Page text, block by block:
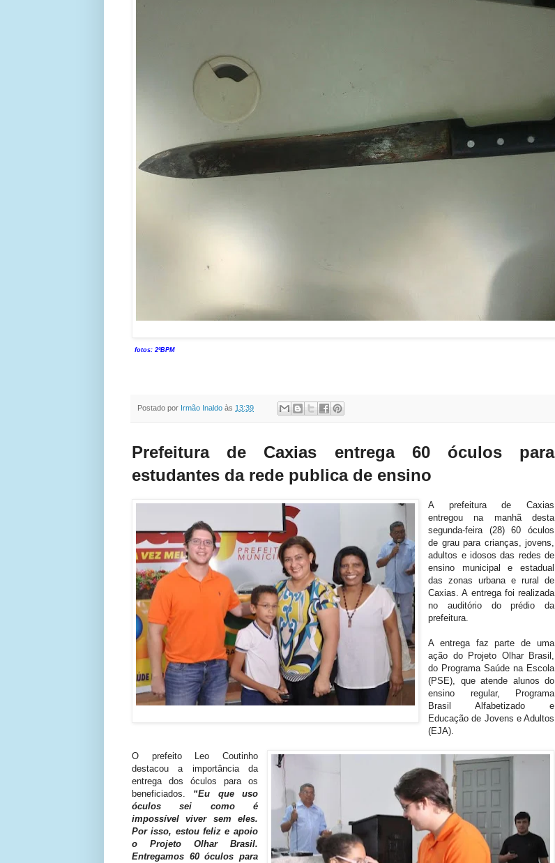
fotos: 2ºBPM
Postado por Irmão Inaldo às 13:39
Prefeitura de Caxias entrega 60 óculos para
estudantes da rede publica de ensino
A prefeitura de Caxias
entregou na manhã desta
segunda-feira (28) 60 óculos
de grau para crianças, jovens,
adultos e idosos das redes de
ensino municipal e estadual
das zonas urbana e rural de
Caxias. A entrega foi realizada
no auditório do prédio da
prefeitura.
A entrega faz parte de uma
ação do Projeto Olhar Brasil,
do Programa Saúde na Escola
(PSE), que atende alunos do
ensino regular, Programa
Brasil Alfabetizado e
Educação de Jovens e Adultos
(EJA).
O prefeito Leo Coutinho
destacou a importância da
entrega dos óculos para os
beneficiados. “Eu que uso
óculos sei como é
impossível viver sem eles.
Por isso, estou feliz e apoio
o Projeto Olhar Brasil.
Entregamos 60 óculos para